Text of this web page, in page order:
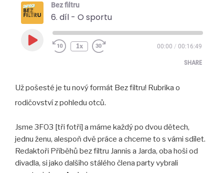
Bez filtru
6. díl - O sportu
Play
Episode
1x 00:00 / 00:16:49
SHARE
SHARE
EMBED
Už pošesté je tu nový formát Bez filtru! Rubrika o
rodičovství z pohledu otců.
Jsme 3FO3 [tři fotři] a máme každý po dvou dětech,
jednu ženu, alespoň dvě práce a chceme to s vámi sdílet.
Redaktoři Příběhů bez filtru Jannis a Jarda, oba hoši od
divadla, si jako dalšího stálého člena party vybrali